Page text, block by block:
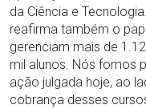
da Ciência e
reafirma também o
gerenciam mais de
mil alunos. Nós fomos
ação julgada hoje, ao
cobrança desses